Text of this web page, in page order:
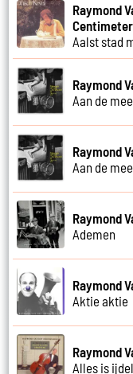
Raymond
Aalst stad
Raymond
Aan de
Raymond
Aan de
Raymond
Ademen
Raymond
Aktie aktie
Raymond
Alles is